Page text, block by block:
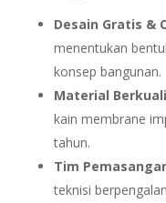
Desain Gratis &
menentukan
konsep bangunan.
Material
kain membrane
tahun.
Tim
teknisi